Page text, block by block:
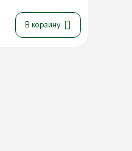
В корзину